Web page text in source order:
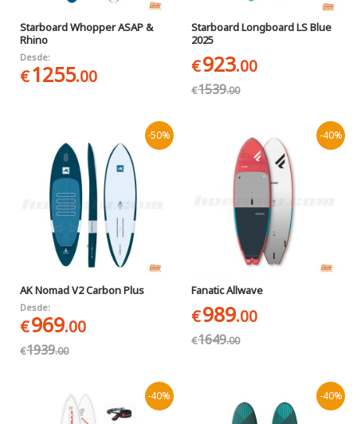
Starboard Whopper ASAP &
Rhino
Desde:
€1255.00
Starboard Longboard LS Blue
2025
€923.00
€1539.00
-50%
AK Nomad V2 Carbon Plus
Desde:
€969.00
€1939.00
-40%
Fanatic Allwave
€989.00
€1649.00
-40% -40%